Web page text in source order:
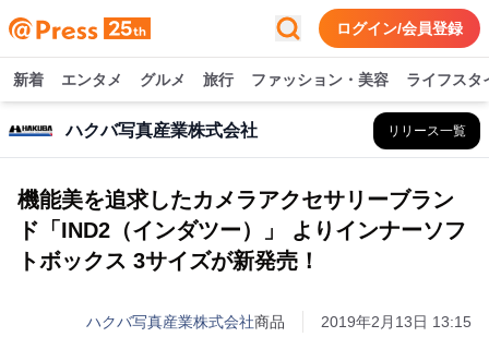
ログイン/会員登録
新着 エンタメ グルメ 旅行 ファッション・美容 ライフスタ
ハクバ写真産業株式会社 リリース一覧
機能美を追求したカメラアクセサリーブラン
ド「IND2（インダツー）」 よりインナーソフ
トボックス 3サイズが新発売！
ハクバ写真産業株式会社商品 2019年2月13日 13:15